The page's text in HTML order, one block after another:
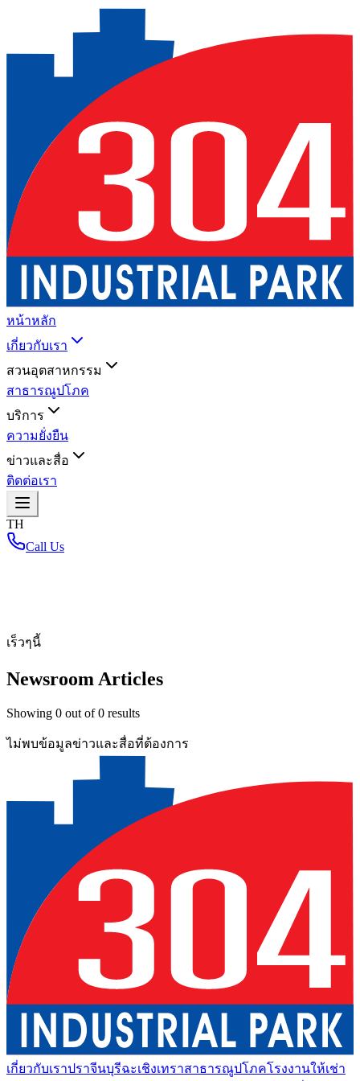
หน้าหลัก
เกี่ยวกับเรา
สวนอุตสาหกรรม
สาธารณูปโภค
บริการ
ความยั่งยืน
ข่าวและสื่อ
ติดต่อเรา
TH
Call Us
เร็วๆนี้
Newsroom Articles
Showing 0 out of0 results
ไม่พบข้อมูลข่าวและสื่อที่ต้องการ
เกี่ยวกับเราปราจีนบุรีฉะเชิงเทราสาธารณูปโภคโรงงานให้เช่า